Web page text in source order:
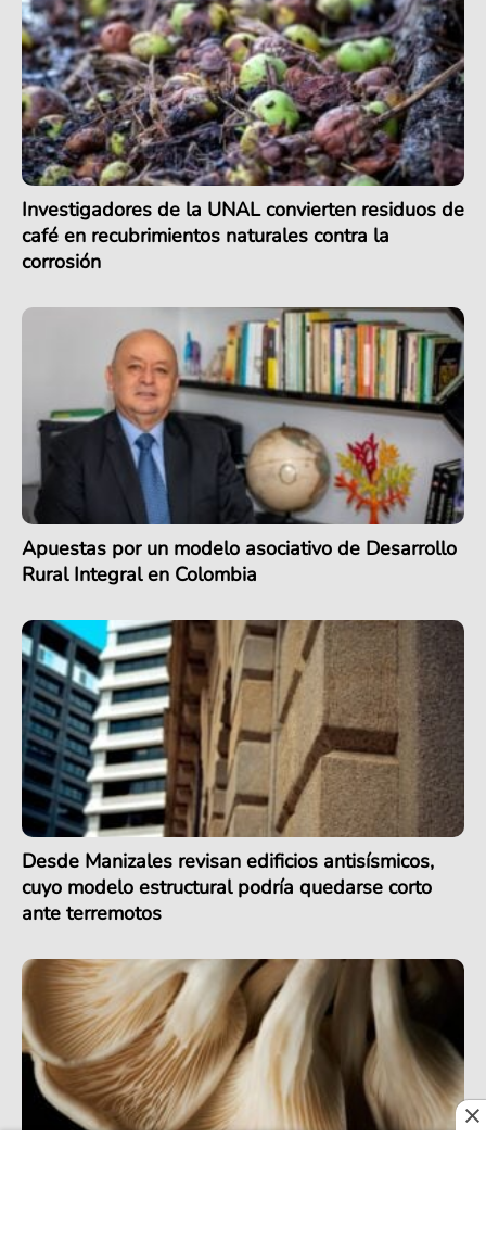
Investigadores de la UNAL convierten residuos de
café en recubrimientos naturales contra la
corrosión
Apuestas por un modelo asociativo de Desarrollo
Rural Integral en Colombia
Desde Manizales revisan edificios antisísmicos,
cuyo modelo estructural podría quedarse corto
ante terremotos